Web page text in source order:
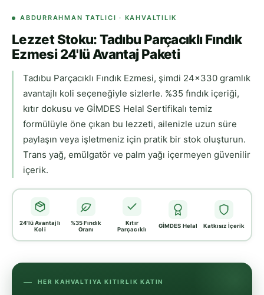
ABDURRAHMAN TATLICI · KAHVALTILIK
Lezzet Stoku: Tadıbu Parçacıklı Fındık
Ezmesi 24'lü Avantaj Paketi
Tadıbu Parçacıklı Fındık Ezmesi, şimdi 24x330 gramlık
avantajlı koli seçeneğiyle sizlerle. %35 fındık içeriği,
kıtır dokusu ve GİMDES Helal Sertifikalı temiz
formülüyle öne çıkan bu lezzeti, ailenizle uzun süre
paylaşın veya işletmeniz için pratik bir stok oluşturun.
Trans yağ, emülgatör ve palm yağı içermeyen güvenilir
içerik.
24'lü Avantajlı
Koli
%35 Fındık
Oranı
Kıtır
Parçacıklı
GİMDES Helal Katkısız İçerik
HER KAHVALTIYA KITIRLIK KATIN